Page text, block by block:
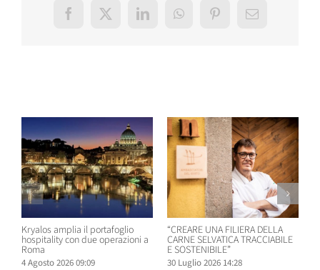
Facebook
X LinkedInWhatsAppPinterestEmail
Kryalos amplia il portafoglio
hospitality con due operazioni a
Roma
4 Agosto 2026 09:09
“CREARE UNA FILIERA DELLA
CARNE SELVATICA TRACCIABILE
E SOSTENIBILE”
30 Luglio 2026 14:28